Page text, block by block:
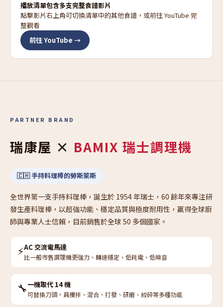
播放清單包含多支完整食譜影片
點擊影片右上角可切換清單中的其他食譜，或前往 YouTube 完
整觀看
前往 YouTube →
PARTNER BRAND
瑞康屋 × BAMIX 瑞士調理機
🇨🇭 手持料理棒的勞斯萊斯
全世界第一支手持料理棒，誕生於 1954 年瑞士，60 餘年來專注研
發生產料理棒，以超強功能、穩定品質與極度耐用性，贏得全球廚
師與專業人士信賴，目前銷售於全球 50 多個國家。
⚡AC 交流電馬達
比一般市售調理機更強力、轉速穩定、低耗電、低噪音
🔧一機取代 14 機
可替換刀頭，具攪拌、混合、打發、研磨、絞碎等多種功能